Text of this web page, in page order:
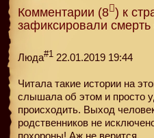
Комментарии (8 ) к
зафиксировали смерть
Люда#1 22.01.2019 19:44
Читала такие истории на
слышала об этом и просто
происходить. Выход
родственников не
похороны! Аж не верится.